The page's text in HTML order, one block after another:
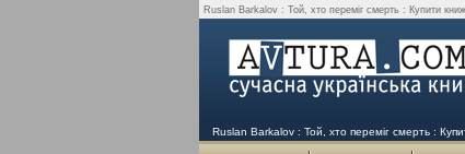
Ruslan Barkalov : Той, хто переміг смерть : Купити
Ruslan Barkalov : Той, хто переміг смерть :